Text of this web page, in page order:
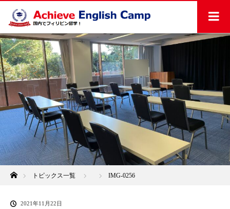
ホームトピックス一覧 IMG-0256
2021年11月22日